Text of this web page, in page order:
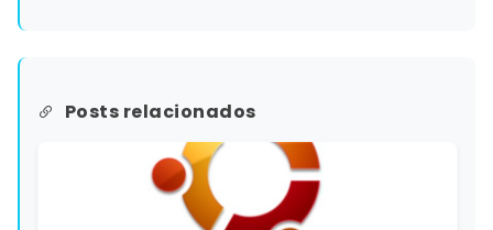
Posts relacionados